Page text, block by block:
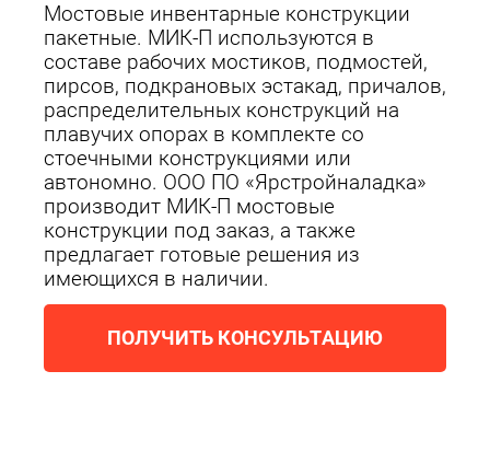
Мостовые инвентарные конструкции
пакетные. МИК-П используются в
составе рабочих мостиков, подмостей,
пирсов, подкрановых эстакад, причалов,
распределительных конструкций на
плавучих опорах в комплекте со
стоечными конструкциями или
автономно. ООО ПО «Ярстройналадка»
производит МИК-П мостовые
конструкции под заказ, а также
предлагает готовые решения из
имеющихся в наличии.
ПОЛУЧИТЬ КОНСУЛЬТАЦИЮ